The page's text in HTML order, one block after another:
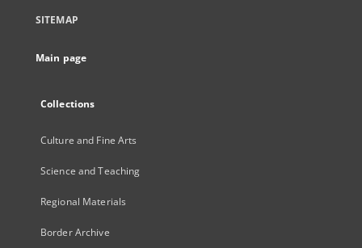
SITEMAP
Main page
Collections
Culture and Fine Arts
Science and Teaching
Regional Materials
Border Archive